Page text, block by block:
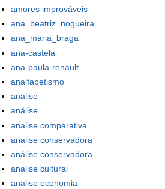
amores improváveis
ana_beatriz_nogueira
ana_maria_braga
ana-castela
ana-paula-renault
analfabetismo
analise
análise
analise comparativa
analise conservadora
análise conservadora
analise cultural
analise economia